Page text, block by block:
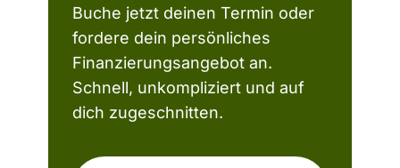
Buche jetzt deinen Termin oder
fordere dein persönliches
Finanzierungsangebot an.
Schnell, unkompliziert und auf
dich zugeschnitten.